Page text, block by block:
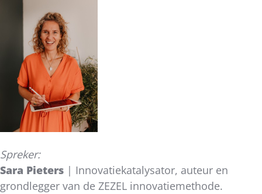
Spreker:
Sara Pieters | Innovatiekatalysator, auteur en
grondlegger van de ZEZEL innovatiemethode.